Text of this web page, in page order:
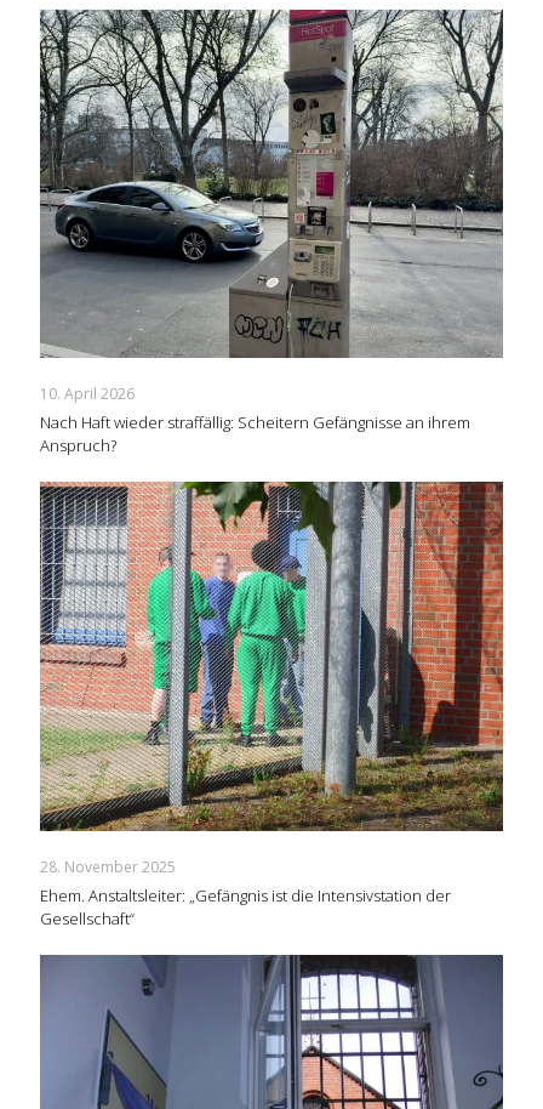
10. April 2026
Nach Haft wieder straffällig: Scheitern Gefängnisse an ihrem
Anspruch?
28. November 2025
Ehem. Anstaltsleiter: „Gefängnis ist die Intensivstation der
Gesellschaft“